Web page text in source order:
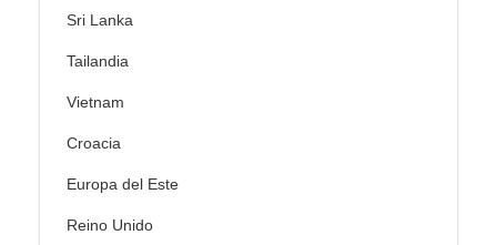
Sri Lanka
Tailandia
Vietnam
Croacia
Europa del Este
Reino Unido